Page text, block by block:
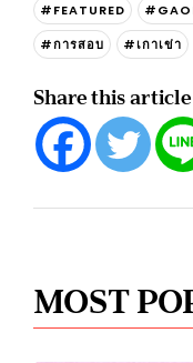
#FEATURED
#การสอบ
#เกาเข่า
Share this article
MOST